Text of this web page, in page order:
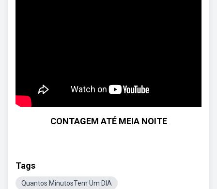
CONTAGEM ATÉ MEIA NOITE
Tags
Quantos MinutosTem Um DIA